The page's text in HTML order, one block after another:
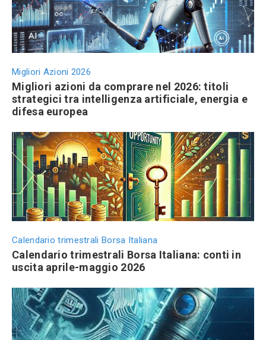
Migliori Azioni 2026
Migliori azioni da comprare nel 2026: titoli
strategici tra intelligenza artificiale, energia e
difesa europea
Calendario trimestrali Borsa Italiana
Calendario trimestrali Borsa Italiana: conti in
uscita aprile-maggio 2026